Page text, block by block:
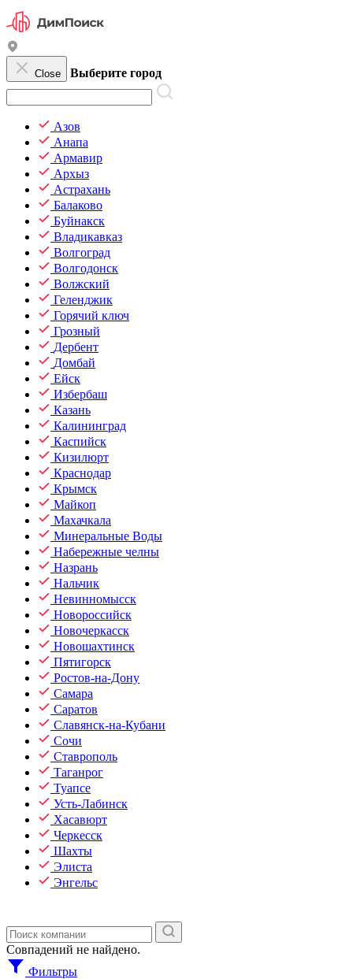
Close Выберите город
Азов
Анапа
Армавир
Архыз
Астрахань
Балаково
Буйнакск
Владикавказ
Волгоград
Волгодонск
Волжский
Геленджик
Горячий ключ
Грозный
Дербент
Домбай
Ейск
Избербаш
Казань
Калининград
Каспийск
Кизилюрт
Краснодар
Крымск
Майкоп
Махачкала
Минеральные Воды
Набережные челны
Назрань
Нальчик
Невинномысск
Новороссийск
Новочеркасск
Новошахтинск
Пятигорск
Ростов-на-Дону
Самара
Саратов
Славянск-на-Кубани
Сочи
Ставрополь
Таганрог
Туапсе
Усть-Лабинск
Хасавюрт
Черкесск
Шахты
Элиста
Энгельс
Совпадений не найдено.
Фильтры